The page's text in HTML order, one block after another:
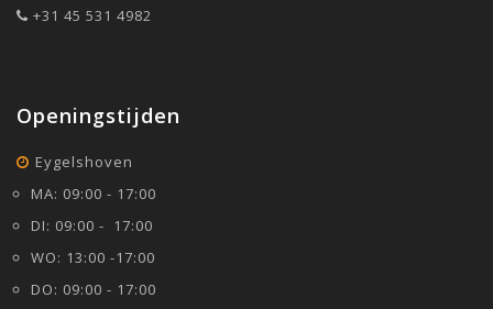
+31 45 531 4982
Openingstijden
Eygelshoven
MA: 09:00 - 17:00
DI: 09:00 - 17:00
WO: 13:00 -17:00
DO: 09:00 - 17:00